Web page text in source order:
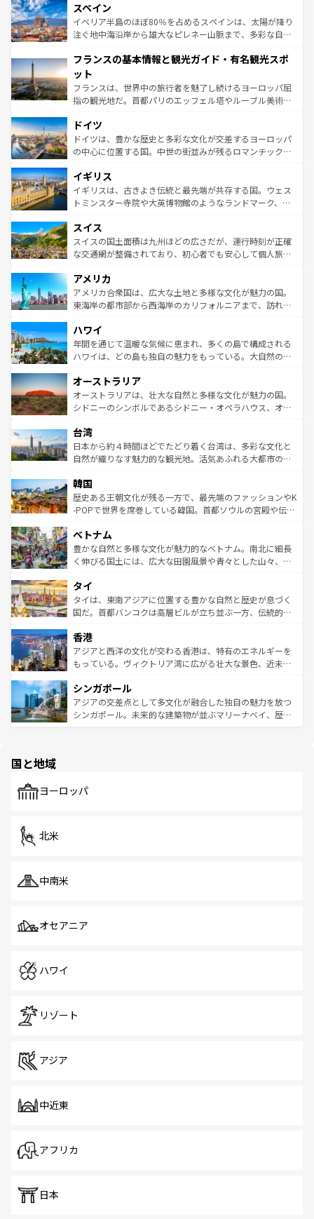
ろん、トスカーナの美しい田園風景やアマルフィ海岸の絶
景など、自然景観も見逃せない。観光の合間には、本場の
ピザやパスタなど、絶品のイタリア料理を堪能することも
ませてくれるイタリアで、忘れられない旅をしてみよう！
なお、新着のイタリア情報は
しい。
スペイン
イベリア半島のほぼ80％を占めるスペインは、太陽が降り
注ぐ地中海沿岸から雄大なピレネー山脈まで、多彩な自然
文化が根付くこの国では、情熱的なフラメンコ、熱気あふ
れる闘牛、そして美味しいタパスが生活の一部となってい
る。首都マドリードの洗練された雰囲気や、バルセロナの
アートに溢れた街角から、地方では古代ローマ遺跡や中世
せる。地方によって風土や気候が異なるスペインはその個
性で訪れる人を魅了する。 なお、新着のスペイン情報は コ
ンテンツ一覧を参照してほしい。
フランスの基本情報と観光ガイド・有名観光スポ
ット
フランスは、世界中の旅行者を魅了し続けるヨーロッパ屈
指の観光地だ。首都パリのエッフェル塔やルーブル美術館
で、幅広い魅力が詰まっている。華麗な宮殿、歴史的な大
聖堂、美しいビーチ、そして豊かな自然が、訪れる者を心
から魅了する。また、フランスは美食の国としても知ら
いる。シャンパンの発祥地であるランス、プロヴァンスの
香り高いラベンダー畑など、多彩な楽しみ方が可能だ。さ
らに、パリ以外の地域にも魅力が溢れており、どの街角に
れる地方に足を運ぶとそれぞれで全く異なる文化を体験で
きるだろう。 なお、新着のフランス情報はコンテンツ一覧
を参照してほしい。
ドイツ
ドイツは、豊かな歴史と多彩な文化が交差するヨーロッパ
の中心に位置する国。中世の街並みが残るロマンチック街
顔を持つこの国は、どこを歩いても飽きることがない。ベ
ルリンの文化的活気、バイエルン州のアルプスの絶景、そ
してライン川沿いのワイン畑といった風景は必見。ビール
は、お酒好きな人にはぜひ体験してほしい。 なお、新着の
ドイツ情報はコンテンツ一覧を参照してほしい。
イギリス
イギリスは、古きよき伝統と最先端が共存する国。ウェス
トミンスター寺院や大英博物館のようなランドマーク、歴
リアごとに異なる魅力がある。また、優雅なアフタヌーン
ティー、ビール好きにはたまらない英国パブ、サッカー観
戦など、本場だからこそできる体験も豊富。イギリスを旅
ンツ一覧を参照してほしい。
スイス
スイスの国土面積は九州ほどの広さだが、運行時刻が正確
な交通網が整備されており、初心者でも安心して個人旅行
の建物がそのまま残る町や、スイスならではのユニークな
博物館もあり、アルプス観光だけでなく町歩きも満喫する
ことができる。国民の所得が高いため物価も高いが、旅行
ば市内交通費無料で観光を楽しむこともできる。 なお、新
着のスイス情報はコンテンツ一覧 を参照してほしい。
アメリカ
アメリカ合衆国は、広大な土地と多様な文化が魅力の国。
東海岸の都市部から西海岸のカリフォルニアまで、訪れる
のような巨大都市は、観光、ショッピング、エンターテイ
ンメントが詰まった刺激的なスポットだ。一方、アメリカ
西部には大自然が広がり、グランドキャニオンやイエロー
部のニューオーリンズでは、音楽と美食が融合した独特の
文化が魅力。旅行者はアメリカの各地域で異なる魅力を楽
しみながら、その多様性と豊かな歴史を感じることができ
ならではの贅沢な旅のスタイルだ。 なお、新着のアメリカ
情報はコンテンツ一覧を参照してほしい。
ハワイ
年間を通じて温暖な気候に恵まれ、多くの島で構成される
ハワイは、どの島も独自の魅力をもっている。大自然の神
ワイ島は見逃せない。また、定番の観光地といえばオアフ
島だが、静かな自然を求めるならマウイ島やカウアイ島が
おすすめ。エメラルドグリーンに輝く海をはじめ、豊かな
れるおもてなしの心で訪れる人々を迎えてくれるハワイの
人々、おいしいローカルフードやハワイアンミュージッ
ク、伝統的なフラダンスなど、すべてがハワイの魅力を彩
ワイを、存分に味わってほしい。 なお、新着のハワイ情報
はコンテンツ一覧を参照してほしい。
オーストラリア
オーストラリアは、壮大な自然と多様な文化が魅力の国。
シドニーのシンボルであるシドニー・オペラハウス、オー
リアリーフや大陸中央部にそびえるウルル（エアーズロッ
ク）、タスマニアの美しい原生林やケアンズの熱帯雨林な
ど、見どころがたくさん。また、カフェやワイン、オージ
いる。アクティビティも充実しており、サーフィンやダイ
ビング、ハイキングなど、アウトドア好きにはたまらな
い。オーストラリアの多彩な魅力を存分に味わいつくそ
参照してほしい。
台湾
日本から約４時間ほどでたどり着く台湾は、多彩な文化と
自然が織りなす魅力的な観光地。活気あふれる大都市の台
ン）、静ひつな山岳地帯である台湾東部など、都市の喧騒
と山間の静けさが共存しており、訪れる人に新しい発見と
驚きをもたらしてくれる。また、奥深い台湾の食文化も魅
容にもいいと評判のスイーツなど、バラエティ豊かな料理
が味わえる。 なお、新着の台湾情報は コンテンツ一覧を参
照してほしい。
韓国
歴史ある王朝文化が残る一方で、最先端のファッションやK
-POPで世界を席巻している韓国。首都ソウルの宮殿や伝統
き、地方に足を延ばせば四季折々の自然美を楽しむことが
できる。そして、キムチや焼肉、絶品のストリートフード
まで、さまざまな韓国料理が待っている。夜には、韓国な
リティに包まれながら、韓国の多彩な魅力を心ゆくまで味
わってみてほしい。 なお、新着の韓国情報はコンテンツ一
覧を参照してほしい。
ベトナム
豊かな自然と多様な文化が魅力的なベトナム。南北に細長
く伸びる国土には、広大な田園風景や青々とした山々、世
急速な発展と共に伝統が息づく。ハノイの古い町並みやホ
ーチミン市のフランス統治時代の建物も、独特の雰囲気を
醸し出している。また、バラエティの豊かさとおいしさで
とつ。フォーやバインミー、ベトナムコーヒーなどは、ぜ
ひ現地で味わいたい。どの地域を訪れてもあたたかい人々
が旅行者を迎えてくれるので、きっと忘れられない旅にな
参照してほしい。
タイ
タイは、東南アジアに位置する豊かな自然と歴史が息づく
国だ。首都バンコクは高層ビルが立ち並ぶ一方、伝統的な
の活気が交差している。北部ではチェンマイなどの山岳地
帯で自然と触れ合い、南部ではプーケットやクラビの美し
いビーチでリゾート気分を楽しむことができる。タイ料理
激する。気候は一年中温暖で、どの季節にも異なる楽しみ
が待っている。親しみやすいタイの人々、仏教を中心とし
た文化、そして多様な観光資源が、訪れる旅人を魅了し続
香港
アジアと西洋の文化が交わる香港は、特有のエネルギーを
もっている。ヴィクトリア湾に広がる壮大な景色、近未来
み、どこを訪れても感動するはず。観光スポットが密集し
ており、効率よく見どころを回れるのも魅力。息をのむよ
うな絶景から文化的な体験まで、香港を存分に楽しみ尽く
シンガポール
アジアの交差点として多文化が融合した独自の魅力を放つ
シンガポール。未来的な建築物が並ぶマリーナベイ、歴史
で、ホーカーズは地元の風情を楽しめる外せないスポット
国と地域
ヨーロッパ
北米
中南米
オセアニア
ハワイ
リゾート
アジア
中近東
アフリカ
日本